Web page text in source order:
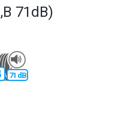
71dB)
71 dB